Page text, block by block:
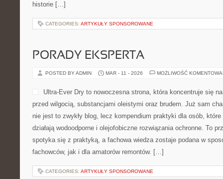
historie […]
CATEGORIES: ARTYKUŁY SPONSOROWANE
PORADY EKSPERTA
POSTED BY ADMIN MAR - 11 - 2026 MOŻLIWOŚĆ
Ultra-Ever Dry to nowoczesna strona, która koncentruje się na
przed wilgocią, substancjami oleistymi oraz brudem. Już sam
nie jest to zwykły blog, lecz kompendium praktyki dla osób,
działają wodoodporne i olejofobiczne rozwiązania ochronne. To
spotyka się z praktyką, a fachowa wiedza zostaje podana w
fachowców, jak i dla amatorów remontów. […]
CATEGORIES: ARTYKUŁY SPONSOROWANE